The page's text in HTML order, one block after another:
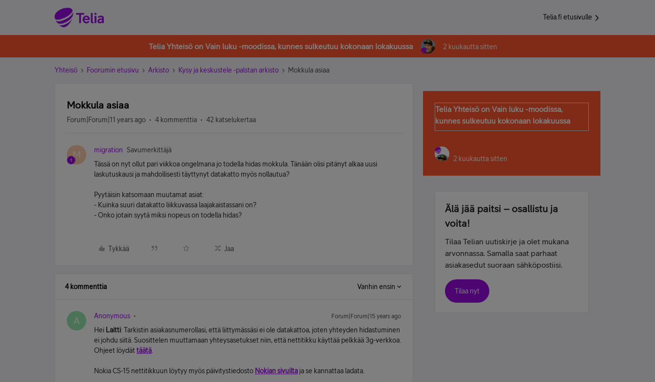
Telia.fi etusivulle
Telia Yhteisö on Vain luku -moodissa, kunnes sulkeutuu kokonaan lokakuussa 2 kuukautta sitten
Yhteisö Foorumin etusivu Arkisto Kysy ja keskustele -palstan arkisto Mokkula asiaa
Mokkula asiaa
Forum|Forum|11 years ago 4 kommenttia 42 katselukertaa
M migration
Savumerkittäjä
Tässä on nyt ollut pari viikkoa ongelmana jo todella hidas mokkula. Tänään olisi pitänyt alkaa uusi
laskutuskausi ja mahdollisesti täyttynyt datakatto myös nollautua?
Pyytäisin katsomaan muutamat asiat:
- Kuinka suuri datakatto liikkuvassa laajakaistassani on?
- Onko jotain syytä miksi nopeus on todella hidas?
Tykkää Jaa
4 kommenttia Vanhin ensin
A Anonymous Forum|Forum|15 years ago
Hei Laitti: Tarkistin asiakasnumerollasi, että liittymässäsi ei ole datakattoa, joten yhteyden hidastuminen
ei johdu siitä. Suosittelen muuttamaan yhteysasetukset niin, että nettitikku käyttää pelkkää 3g-verkkoa.
Ohjeet löydät täätä
Nokia CS-15 nettitikkuun löytyy myös päivitystiedosto Nokian sivuilta ja se kannattaa ladata.
Telia Yhteisö on Vain luku -moodissa,
kunnes sulkeutuu kokonaan lokakuussa
2 kuukautta sitten
Älä jää paitsi – osallistu ja
voita!
Tilaa Telian uutiskirje ja olet mukana
arvonnassa. Samalla saat parhaat
asiakasedut suoraan sähköpostiisi.
Tilaa nyt